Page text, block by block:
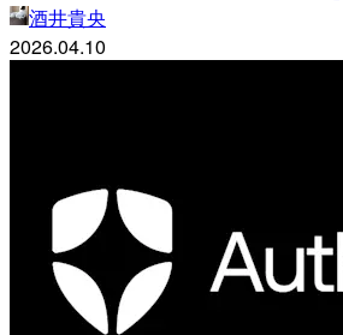
酒井貴央
2026.04.10